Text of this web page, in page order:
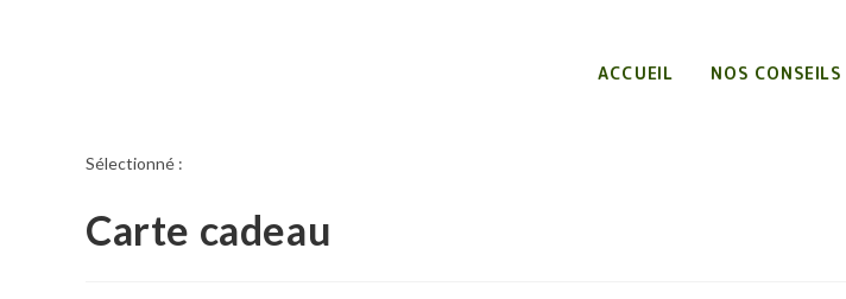
ACCUEIL NOS CONSEILS
Sélectionné :
Carte cadeau